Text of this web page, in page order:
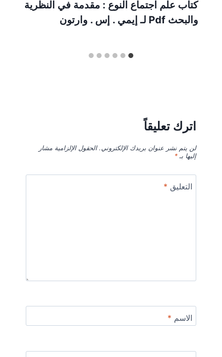
كتاب علم اجتماع النوع : مقدمة في النظرية
والبحث Pdf لـ إيمي . إس . وارتون
اترك تعليقاً
لن يتم نشر عنوان بريدك الإلكتروني. الحقول الإلزامية مشار
إليها بـ*
التعليق *
الاسم *